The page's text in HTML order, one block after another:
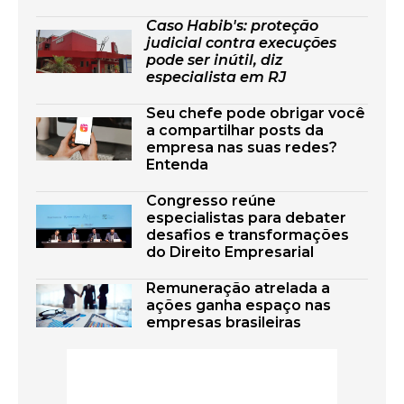
Caso Habib's: proteção
judicial contra execuções
pode ser inútil, diz
especialista em RJ
Seu chefe pode obrigar você
a compartilhar posts da
empresa nas suas redes?
Entenda
Congresso reúne
especialistas para debater
desafios e transformações
do Direito Empresarial
Remuneração atrelada a
ações ganha espaço nas
empresas brasileiras